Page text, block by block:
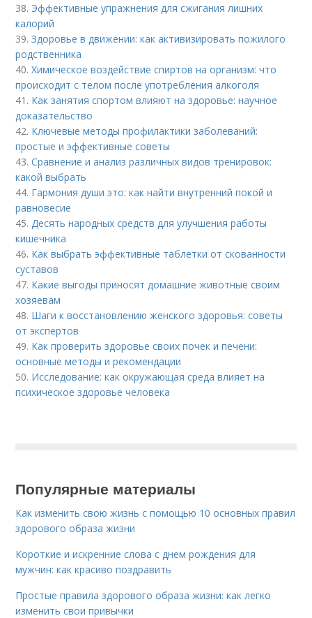
38. Эффективные упражнения для сжигания лишних
калорий
39.Здоровье в движении: как активизировать пожилого
родственника
40.Химическое воздействие спиртов на организм: что
происходит с телом после употребления алкоголя
41. Как занятия спортом влияют на здоровье: научное
доказательство
42. Ключевые методы профилактики заболеваний:
простые и эффективные советы
43.Сравнение и анализ различных видов тренировок:
какой выбрать
44. Гармония души это: как найти внутренний покой и
равновесие
45. Десять народных средств для улучшения работы
кишечника
46. Как выбрать эффективные таблетки от скованности
суставов
47. Какие выгоды приносят домашние животные своим
хозяевам
48. Шаги к восстановлению женского здоровья: советы
от экспертов
49. Как проверить здоровье своих почек и печени:
основные методы и рекомендации
50. Исследование: как окружающая среда влияет на
психическое здоровье человека
Популярные материалы
Как изменить свою жизнь с помощью 10 основных правил
здорового образа жизни
Короткие и искренние слова с днем рождения для
мужчин: как красиво поздравить
Простые правила здорового образа жизни: как легко
изменить свои привычки